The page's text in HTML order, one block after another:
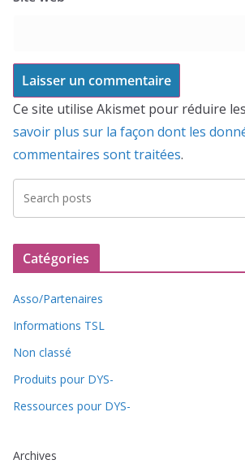
Ce site utilise Akismet pour réduire
savoir plus sur la façon dont les
commentaires sont traitées.
Catégories
Asso/Partenaires
Informations TSL
Non classé
Produits pour DYS-
Ressources pour DYS-
Archives